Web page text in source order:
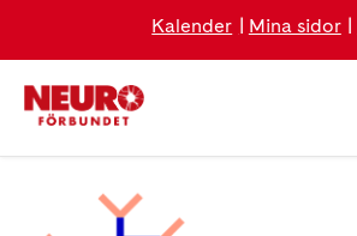
Kalender Mina sidor